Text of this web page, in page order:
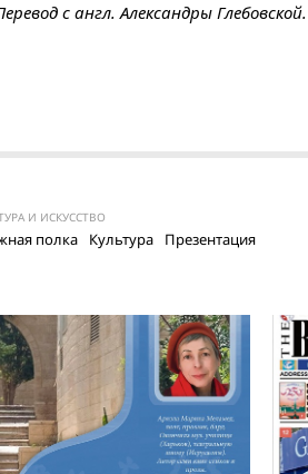
с англ. Александры
И ИСКУССТВО
полка Культура Презентация